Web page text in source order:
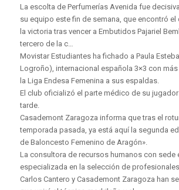
La escolta de Perfumerías Avenida fue
su equipo este fin de semana, que encontró el
la victoria tras vencer a Embutidos Pajariel
tercero de la c…
Movistar Estudiantes ha fichado a Paula
Logroño), internacional española 3×3 con
la Liga Endesa Femenina a sus espaldas.
El club oficializó el parte médico de su
tarde.
Casademont Zaragoza informa que tras el
temporada pasada, ya está aquí la segunda
de Baloncesto Femenino de Aragón».
La consultora de recursos humanos con sede
especializada en la selección de
Carlos Cantero y Casademont Zaragoza han